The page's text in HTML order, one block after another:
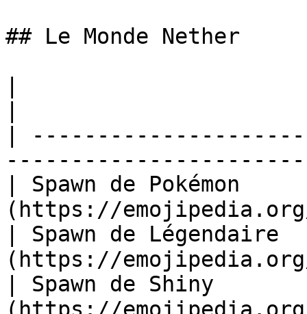
## Le Monde Nether
|
| Spawn de
(https://
| Spawn de
(https://
| Spawn de Shiny